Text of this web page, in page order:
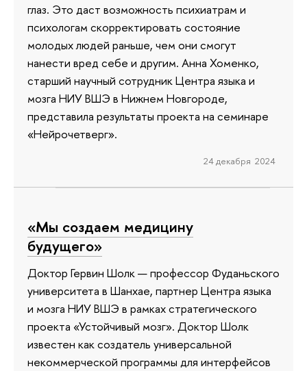
глаз. Это даст возможность психиатрам и
психологам скорректировать состояние
молодых людей раньше, чем они смогут
нанести вред себе и другим. Анна Хоменко,
старший научный сотрудник Центра языка и
мозга НИУ ВШЭ в Нижнем Новгороде,
представила результаты проекта на семинаре
«Нейрочетверг».
24 декабря 2024
«Мы создаем медицину
будущего»
Доктор Гервин Шолк — профессор Фуданьского
университета в Шанхае, партнер Центра языка
и мозга НИУ ВШЭ в рамках стратегического
проекта «Устойчивый мозг». Доктор Шолк
известен как создатель универсальной
некоммерческой программы для интерфейсов